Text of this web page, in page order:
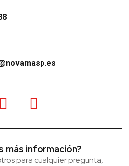
más información?
para cualquier pregunta,